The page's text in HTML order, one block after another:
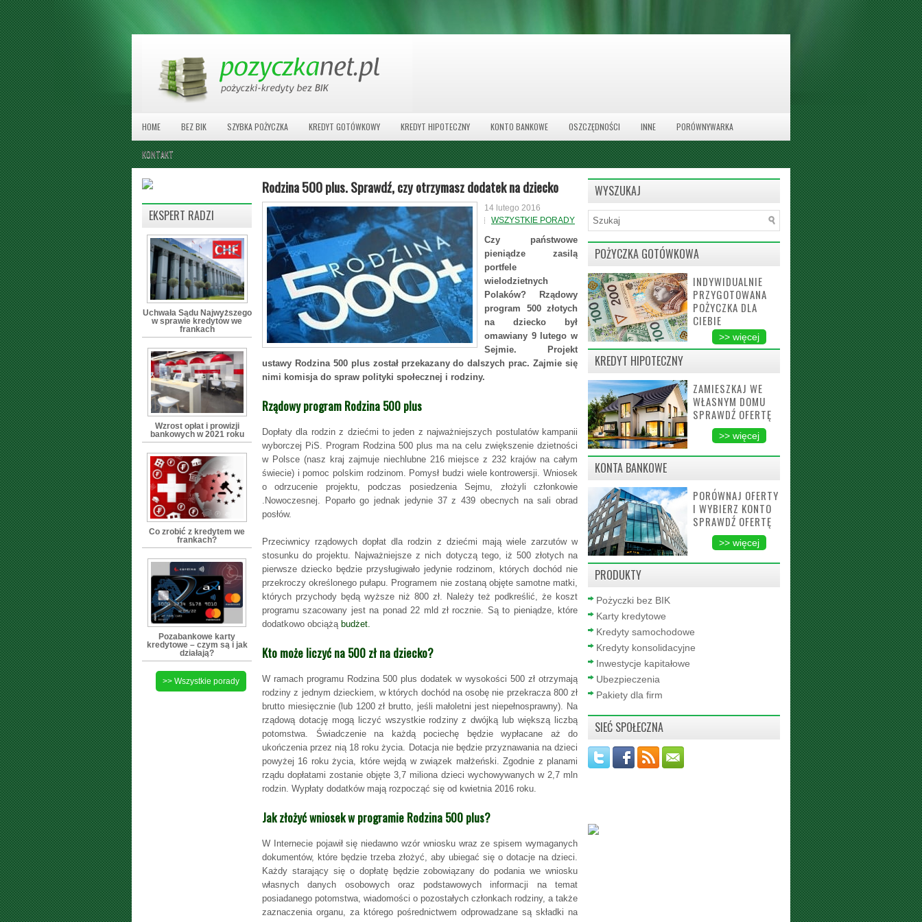
HOME BEZ BIK SZYBKA POŻYCZKA KREDYT GOTÓWKOWY KREDYT HIPOTECZNY KONTO BANKOWE OSZCZĘDNOŚCI INNE PORÓWNYWARKA
KONTAKT
Rodzina 500 plus. Sprawdź, czy otrzymasz dodatek na dziecko
14 lutego 2016
WSZYSTKIE PORADY
Czy państwowe
pieniądze zasilą
portfele
wielodzietnych
Polaków? Rządowy
program 500 złotych
na dziecko był
omawiany 9 lutego w
Sejmie. Projekt
ustawy Rodzina 500 plus został przekazany do dalszych prac. Zajmie się
nimi komisja do spraw polityki społecznej i rodziny.
Rządowy program Rodzina 500 plus
Dopłaty dla rodzin z dziećmi to jeden z najważniejszych postulatów kampanii
wyborczej PiS. Program Rodzina 500 plus ma na celu zwiększenie dzietności
w Polsce (nasz kraj zajmuje niechlubne 216 miejsce z 232 krajów na całym
świecie) i pomoc polskim rodzinom. Pomysł budzi wiele kontrowersji. Wniosek
o odrzucenie projektu, podczas posiedzenia Sejmu, złożyli członkowie
.Nowoczesnej. Poparło go jednak jedynie 37 z 439 obecnych na sali obrad
posłów.
Przeciwnicy rządowych dopłat dla rodzin z dziećmi mają wiele zarzutów w
stosunku do projektu. Najważniejsze z nich dotyczą tego, iż 500 złotych na
pierwsze dziecko będzie przysługiwało jedynie rodzinom, których dochód nie
przekroczy określonego pułapu. Programem nie zostaną objęte samotne matki,
których przychody będą wyższe niż 800 zł. Należy też podkreślić, że koszt
programu szacowany jest na ponad 22 mld zł rocznie. Są to pieniądze, które
dodatkowo obciążą budżet.
Kto może liczyć na 500 zł na dziecko?
W ramach programu Rodzina 500 plus dodatek w wysokości 500 zł otrzymają
rodziny z jednym dzieckiem, w których dochód na osobę nie przekracza 800 zł
brutto miesięcznie (lub 1200 zł brutto, jeśli małoletni jest niepełnosprawny). Na
rządową dotację mogą liczyć wszystkie rodziny z dwójką lub większą liczbą
potomstwa. Świadczenie na każdą pociechę będzie wypłacane aż do
ukończenia przez nią 18 roku życia. Dotacja nie będzie przyznawania na dzieci
powyżej 16 roku życia, które wejdą w związek małżeński. Zgodnie z planami
rządu dopłatami zostanie objęte 3,7 miliona dzieci wychowywanych w 2,7 mln
rodzin. Wypłaty dodatków mają rozpocząć się od kwietnia 2016 roku.
Jak złożyć wniosek w programie Rodzina 500 plus?
W Internecie pojawił się niedawno wzór wniosku wraz ze spisem wymaganych
dokumentów, które będzie trzeba złożyć, aby ubiegać się o dotacje na dzieci.
Każdy starający się o dopłatę będzie zobowiązany do podania we wniosku
własnych danych osobowych oraz podstawowych informacji na temat
posiadanego potomstwa, wiadomości o pozostałych członkach rodziny, a także
zaznaczenia organu, za którego pośrednictwem odprowadzane są składki na
EKSPERT RADZI
Uchwała Sądu Najwyższego
w sprawie kredytów we
frankach
Wzrost opłat i prowizji
bankowych w 2021 roku
Co zrobić z kredytem we
frankach?
Pozabankowe karty
kredytowe – czym są i jak
działają?
>> Wszystkie porady
WYSZUKAJ
POŻYCZKA GOTÓWKOWA
INDYWIDUALNIE
PRZYGOTOWANA
POŻYCZKA DLA
CIEBIE
>> więcej
KREDYT HIPOTECZNY
ZAMIESZKAJ WE
WŁASNYM DOMU
SPRAWDŹ OFERTĘ
>> więcej
KONTA BANKOWE
PORÓWNAJ OFERTY
I WYBIERZ KONTO
SPRAWDŹ OFERTĘ
>> więcej
PRODUKTY
Pożyczki bez BIK
Karty kredytowe
Kredyty samochodowe
Kredyty konsolidacyjne
Inwestycje kapitałowe
Ubezpieczenia
Pakiety dla firm
SIEĆ SPOŁECZNA